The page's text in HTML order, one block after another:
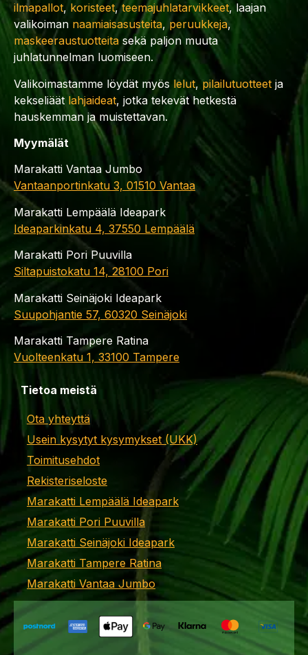
ilmapallot, koristeet,teemajuhlatarvikkeet, laajan
valikoiman naamiaisasusteita, peruukkeja,
maskeeraustuotteita sekä paljon muuta
juhlatunnelman luomiseen.
Valikoimastamme löydät myös lelut,pilailutuotteet ja
kekseliäät lahjaideat, jotka tekevät hetkestä
hauskemman ja muistettavan.
Myymälät
Marakatti Vantaa Jumbo
Vantaanportinkatu 3, 01510 Vantaa
Marakatti Lempäälä Ideapark
Ideaparkinkatu 4, 37550 Lempäälä
Marakatti Pori Puuvilla
Siltapuistokatu 14, 28100 Pori
Marakatti Seinäjoki Ideapark
Suupohjantie 57, 60320 Seinäjoki
Marakatti Tampere Ratina
Vuolteenkatu 1, 33100 Tampere
Tietoa meistä
Ota yhteyttä
Usein kysytyt kysymykset (UKK)
Toimitusehdot
Rekisteriseloste
Marakatti Lempäälä Ideapark
Marakatti Pori Puuvilla
Marakatti Seinäjoki Ideapark
Marakatti Tampere Ratina
Marakatti Vantaa Jumbo